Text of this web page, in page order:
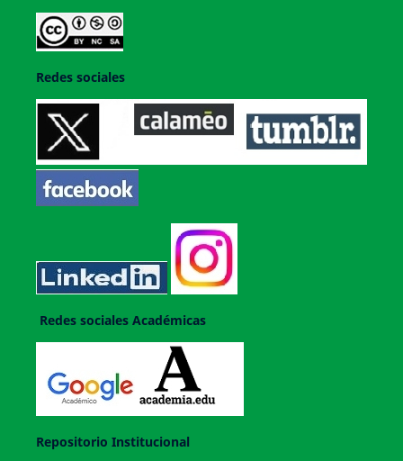
Redes sociales
Redes sociales Académicas
Repositorio Institucional